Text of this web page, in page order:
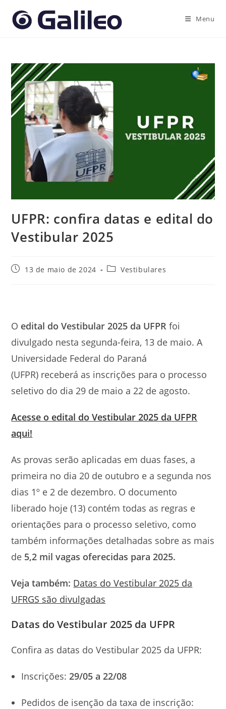
para
Menu
UFPR: confira datas e edital do
Vestibular 2025
Post13 de maio de 2024
Categoria
Vestibulares
O edital do Vestibular 2025 da UFPR foi
divulgado nesta segunda-feira, 13 de maio. A
Universidade Federal do Paraná
(UFPR) receberá as inscrições para o processo
seletivo do dia 29 de maio a 22 de agosto.
Acesse o edital do Vestibular 2025 da UFPR
aqui!
As provas serão aplicadas em duas fases, a
primeira no dia 20 de outubro e a segunda nos
dias 1º e 2 de dezembro. O documento
liberado hoje (13) contém todas as regras e
orientações para o processo seletivo, como
também informações detalhadas sobre as mais
de 5,2 mil vagas oferecidas para 2025.
Veja também: Datas do Vestibular 2025 da
UFRGS são divulgadas
Datas do Vestibular 2025 da UFPR
Confira as datas do Vestibular 2025 da UFPR:
Inscrições:29/05 a 22/08
Pedidos de isenção da taxa de inscrição: